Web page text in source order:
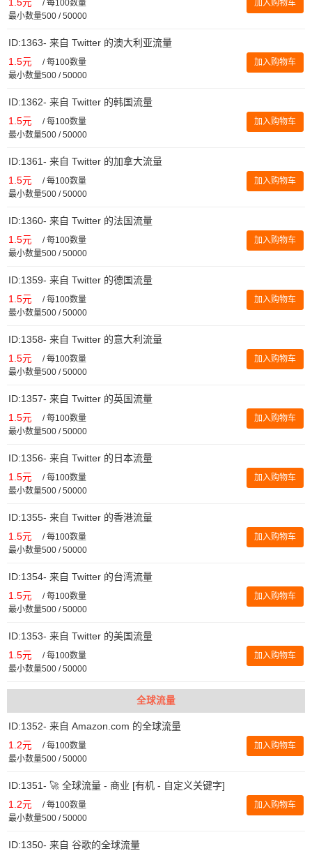
1.5元 / 每100数量
最小数量500 / 50000
加入购物车
ID:1363- 来自 Twitter 的澳大利亚流量
1.5元 /每100数量
最小数量500 / 50000
加入购物车
ID:1362- 来自 Twitter 的韩国流量
1.5元 /每100数量
最小数量500 / 50000
加入购物车
ID:1361- 来自 Twitter 的加拿大流量
1.5元 /每100数量
最小数量500 / 50000
加入购物车
ID:1360- 来自 Twitter 的法国流量
1.5元 /每100数量
最小数量500 / 50000
加入购物车
ID:1359- 来自 Twitter 的德国流量
1.5元 /每100数量
最小数量500 / 50000
加入购物车
ID:1358- 来自 Twitter 的意大利流量
1.5元 /每100数量
最小数量500 / 50000
加入购物车
ID:1357- 来自 Twitter 的英国流量
1.5元 /每100数量
最小数量500 / 50000
加入购物车
ID:1356- 来自 Twitter 的日本流量
1.5元 /每100数量
最小数量500 / 50000
加入购物车
ID:1355- 来自 Twitter 的香港流量
1.5元 /每100数量
最小数量500 / 50000
加入购物车
ID:1354- 来自 Twitter 的台湾流量
1.5元 /每100数量
最小数量500 / 50000
加入购物车
ID:1353- 来自 Twitter 的美国流量
1.5元 /每100数量
最小数量500 / 50000
加入购物车
全球流量
ID:1352- 来自 Amazon.com 的全球流量
1.2元 /每100数量
最小数量500 / 50000
加入购物车
ID:1351- 🚀 全球流量 - 商业 [有机 - 自定义关键字]
1.2元 /每100数量
最小数量500 / 50000
加入购物车
ID:1350- 来自 谷歌的全球流量